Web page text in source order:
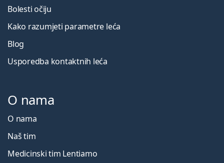
Bolesti očiju
Kako razumjeti parametre leća
Blog
Usporedba kontaktnih leća
O nama
O nama
Naš tim
Medicinski tim Lentiamo